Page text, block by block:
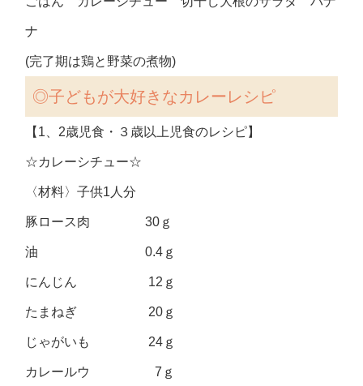
ナ
(完了期は鶏と野菜の煮物)
◎子どもが大好きなカレーレシピ
【1、2歳児食・３歳以上児食のレシピ】
☆カレーシチュー☆
〈材料〉子供1人分
豚ロース肉 30ｇ
油 0.4ｇ
にんじん 12ｇ
たまねぎ 20ｇ
じゃがいも 24ｇ
カレールウ 7ｇ